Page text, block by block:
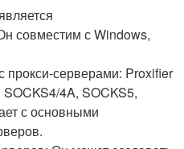
совместим с Windows,
прокси-серверами: Proxifier
4A, SOCKS5,
с основными